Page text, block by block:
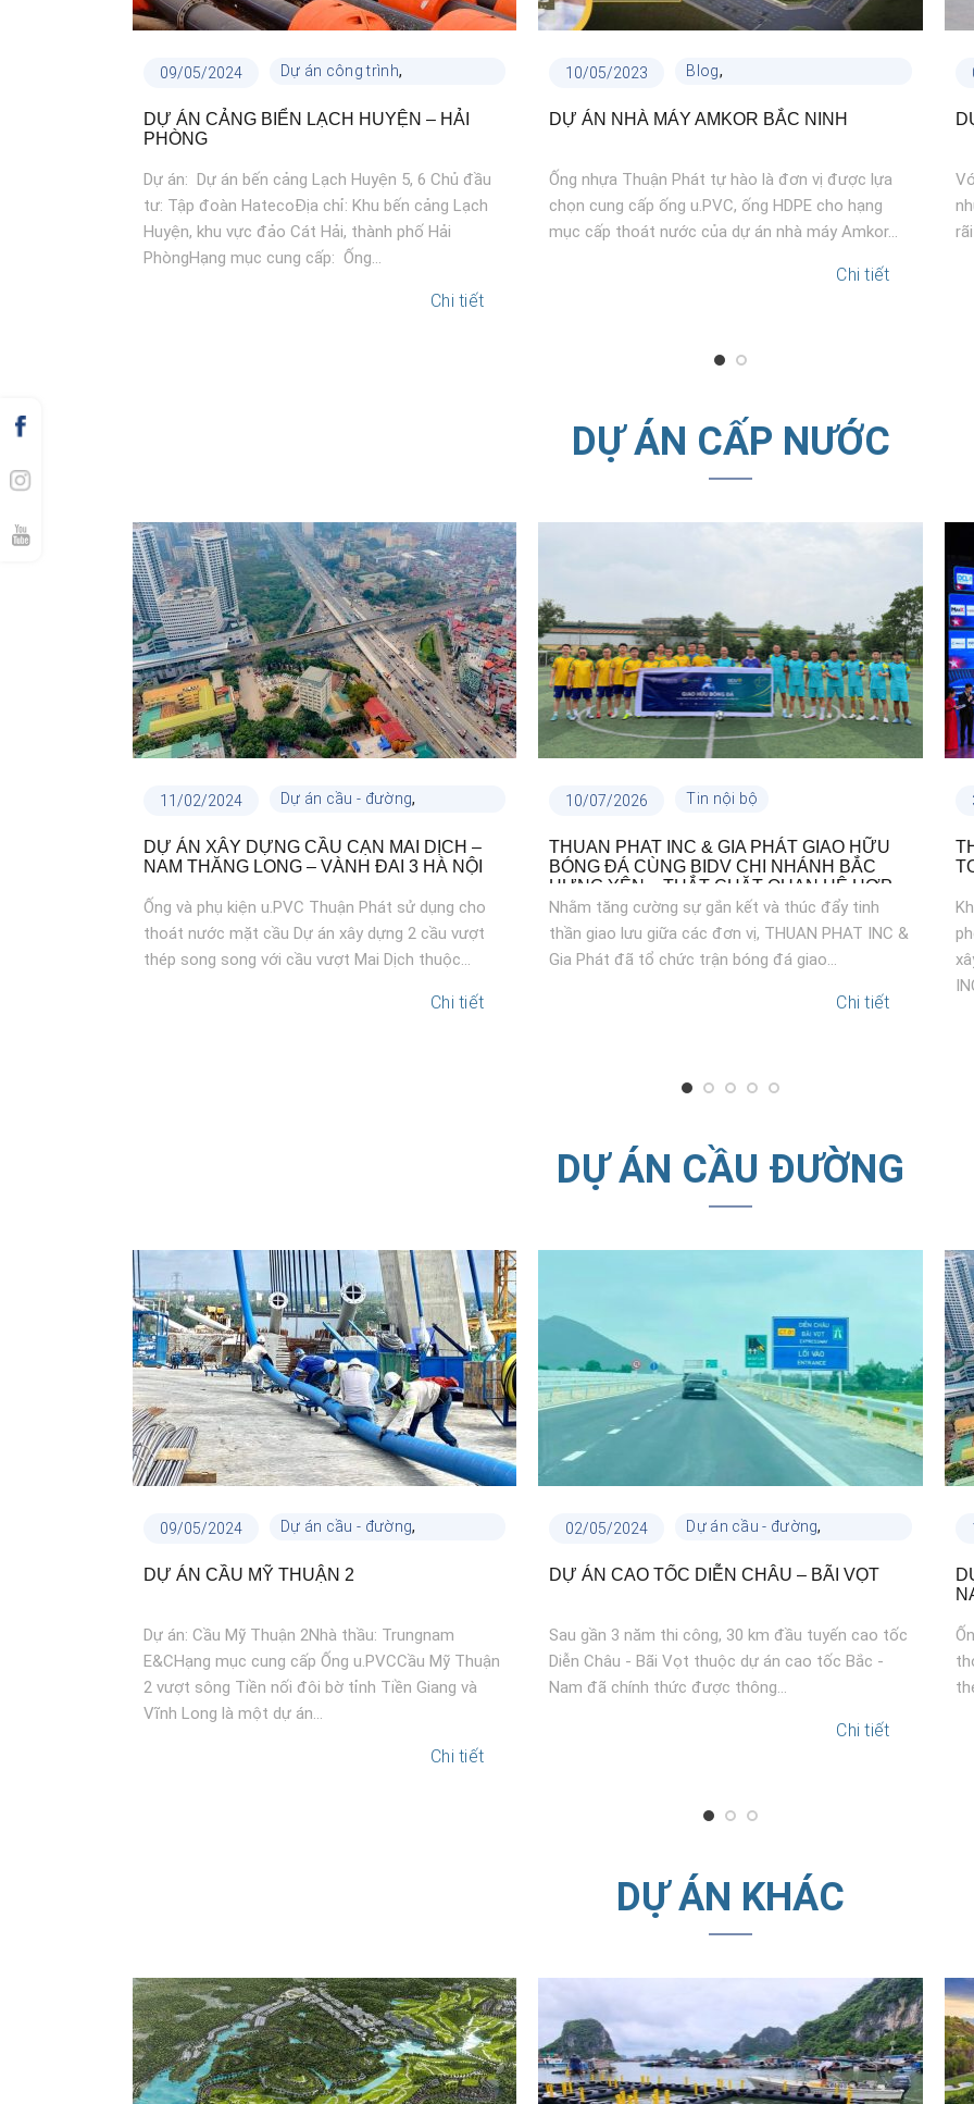
09/05/2024 Dự án công trình,
DỰ ÁN CẢNG BIỂN LẠCH HUYỆN – HẢI
PHÒNG
Dự án: Dự án bến cảng Lạch Huyện 5, 6 Chủ đầu
tư: Tập đoàn HatecoĐịa chỉ: Khu bến cảng Lạch
Huyện, khu vực đảo Cát Hải, thành phố Hải
PhòngHạng mục cung cấp: Ống...
Chi tiết
10/05/2023 Blog,
Phát
Dự án hạ tầng
DỰ ÁN NHÀ MÁY AMKOR BẮC NINH
Ống nhựa Thuận Phát tự hào là đơn vị được lựa
chọn cung cấp ống u.PVC, ống HDPE cho hạng
mục cấp thoát nước của dự án nhà máy Amkor...
Chi tiết
DỰ ÁN CẤP NƯỚC
11/02/2024 Dự án cầu - đường,
DỰ ÁN XÂY DỰNG CẦU CẠN MAI DỊCH –
NAM THĂNG LONG – VÀNH ĐAI 3 HÀ NỘI
Ống và phụ kiện u.PVC Thuận Phát sử dụng cho
thoát nước mặt cầu Dự án xây dựng 2 cầu vượt
thép song song với cầu vượt Mai Dịch thuộc...
Chi tiết
10/07/2026 Tin nội bộ
THUAN PHAT INC & GIA PHÁT GIAO HỮU
BÓNG ĐÁ CÙNG BIDV CHI NHÁNH BẮC
HƯNG YÊN – THẮT CHẶT QUAN HỆ HỢP
TÁC
Nhằm tăng cường sự gắn kết và thúc đẩy tinh
thần giao lưu giữa các đơn vị, THUAN PHAT INC &
Gia Phát đã tổ chức trận bóng đá giao...
Chi tiết
DỰ ÁN CẦU ĐƯỜNG
09/05/2024 Dự án cầu - đường,
DỰ ÁN CẦU MỸ THUẬN 2
Dự án: Cầu Mỹ Thuận 2Nhà thầu: Trungnam
E&CHạng mục cung cấp Ống u.PVCCầu Mỹ Thuận
2 vượt sông Tiền nối đôi bờ tỉnh Tiền Giang và
Vĩnh Long là một dự án...
Chi tiết
02/05/2024 Dự án cầu - đường,
DỰ ÁN CAO TỐC DIỄN CHÂU – BÃI VỌT
Sau gần 3 năm thi công, 30 km đầu tuyến cao tốc
Diễn Châu - Bãi Vọt thuộc dự án cao tốc Bắc -
Nam đã chính thức được thông...
Chi tiết
DỰ ÁN KHÁC